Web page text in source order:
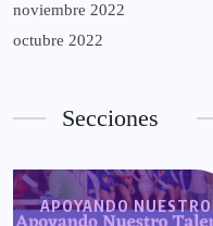
noviembre 2022
octubre 2022
Secciones
APOYANDO NUESTRO